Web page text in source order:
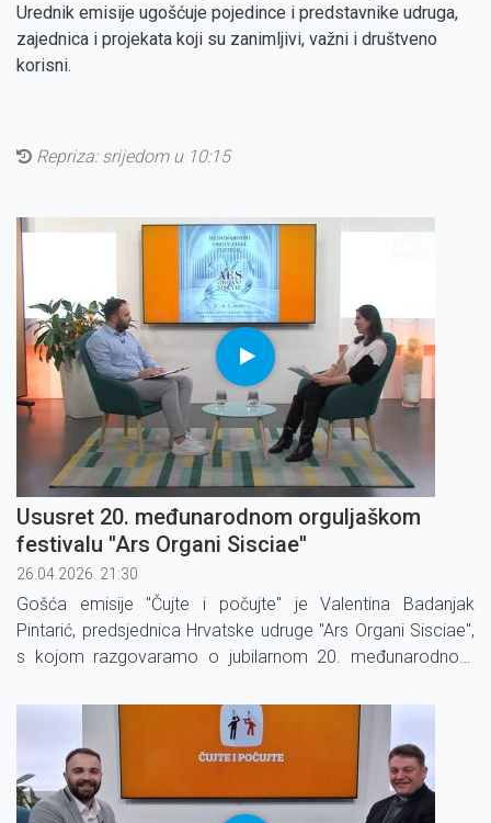
Urednik emisije ugošćuje pojedince i predstavnike udruga,
zajednica i projekata koji su zanimljivi, važni i društveno
korisni.
Repriza: srijedom u 10:15
Ususret 20. međunarodnom orguljaškom
festivalu ''Ars Organi Sisciae''
26.04.2026. 21:30
Gošća emisije ''Čujte i počujte'' je Valentina Badanjak
Pintarić, predsjednica Hrvatske udruge ''Ars Organi Sisciae'',
s kojom razgovaramo o jubilarnom 20. međunarodnom
održati od 3. do 9.